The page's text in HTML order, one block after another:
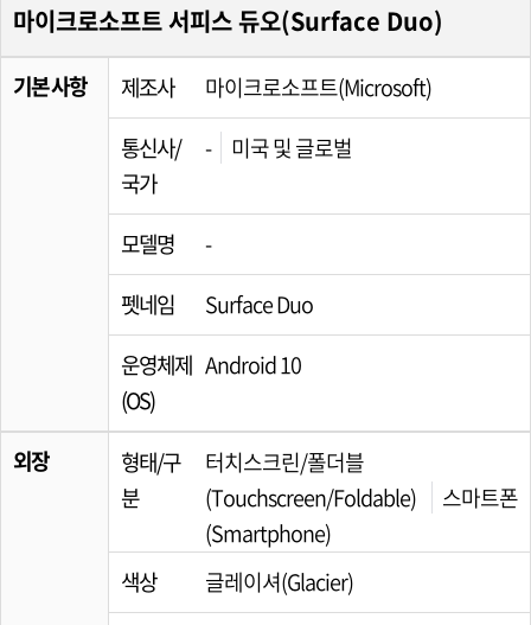
마이크로소프트 서피스 듀오(Surface Duo)
기본 사항 제조사
마이크로소프트(Microsoft)
통신사/
국가
- 미국 및 글로벌
모델명
-
펫네임
Surface Duo
운영체제
(OS)
Android 10
외장
형태/구
분
터치스크린/폴더블
(Touchscreen/Foldable)
스마트폰
(Smartphone)
색상
글레이셔(Glacier)